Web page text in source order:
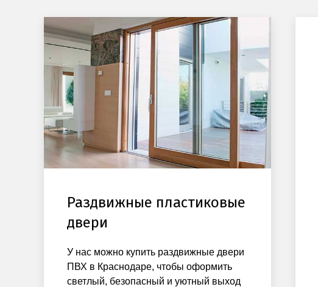
Раздвижные пластиковые
двери
У нас можно купить раздвижные двери
ПВХ в Краснодаре, чтобы оформить
светлый, безопасный и уютный выход